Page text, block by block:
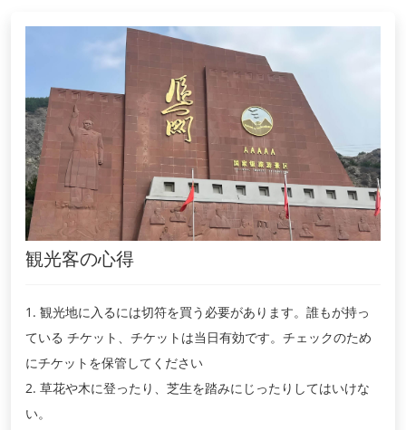
観光客の心得
1. 観光地に入るには切符を買う必要があります。誰もが持っ
ている チケット、チケットは当日有効です。チェックのため
にチケットを保管してください
2. 草花や木に登ったり、芝生を踏みにじったりしてはいけな
い。